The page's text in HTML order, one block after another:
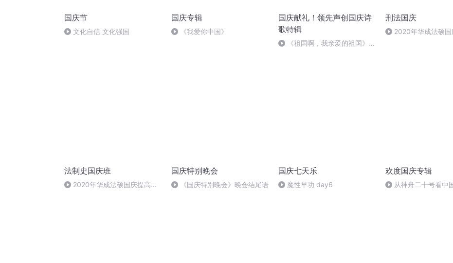
国庆节
文化自信 文化强国
国庆专辑
《我爱你中国》
国庆献礼！领先声创国庆诗
歌特辑
《祖国啊，我亲爱的祖国》温
刑法国庆
2020年华成法硕国
法制史国庆班
2020年华成法硕国庆提高班
国庆特别晚会
《国庆特别晚会》晚会结尾语
国庆七天乐
魔性早功 day6
欢度国庆专辑
从神舟二十号看中